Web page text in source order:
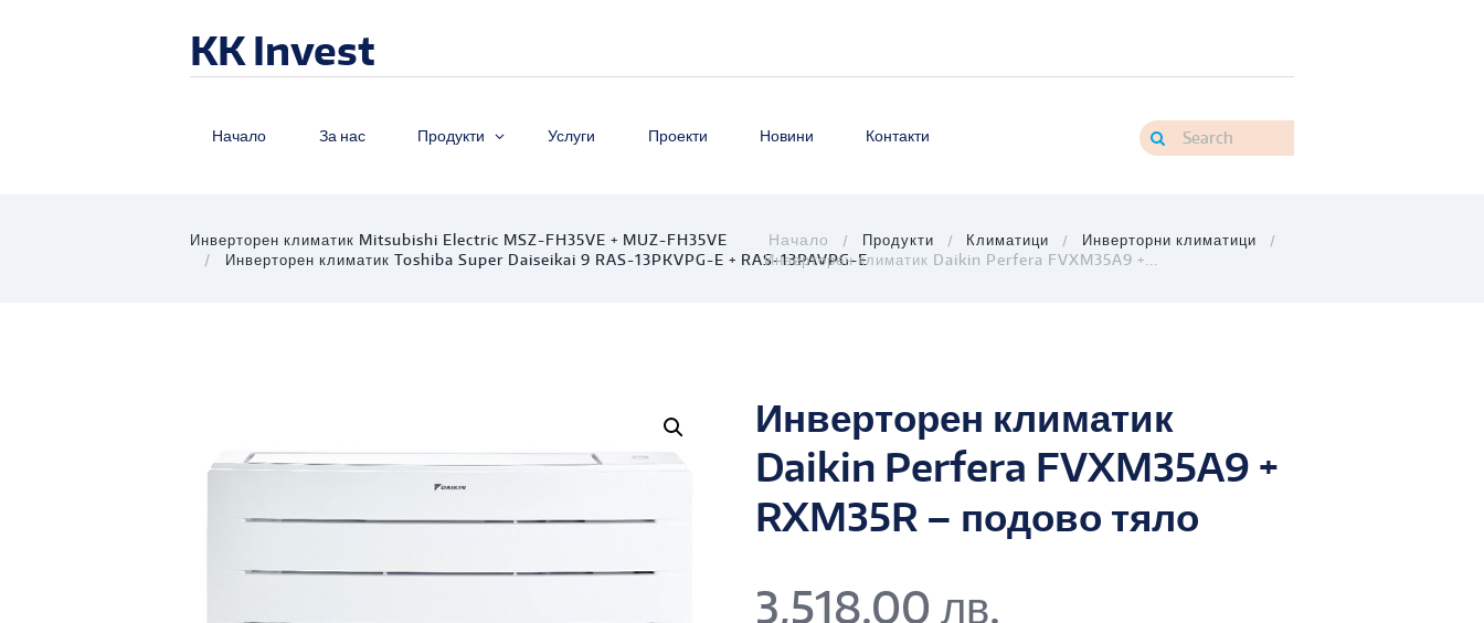
KK Invest
Начало За нас Продукти Услуги Проекти Новини Контакти
Инверторен климатик Mitsubishi Electric MSZ-FH35VE + MUZ-FH35VE
Инверторен климатик Toshiba Super Daiseikai 9 RAS-13PKVPG-E + RAS-13PAVPG-E
Продукти Климатици
Инверторни климатици
Инверторен климатик Daikin Perfera FVXM35A9 +...
Инверторен климатик
Daikin Perfera FVXM35A9 +
RXM35R – подово тяло
3,518.00 лв.